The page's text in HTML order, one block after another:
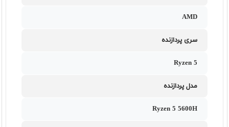
AMD
سری پردازنده
Ryzen 5
مدل پردازنده
Ryzen 5 5600H